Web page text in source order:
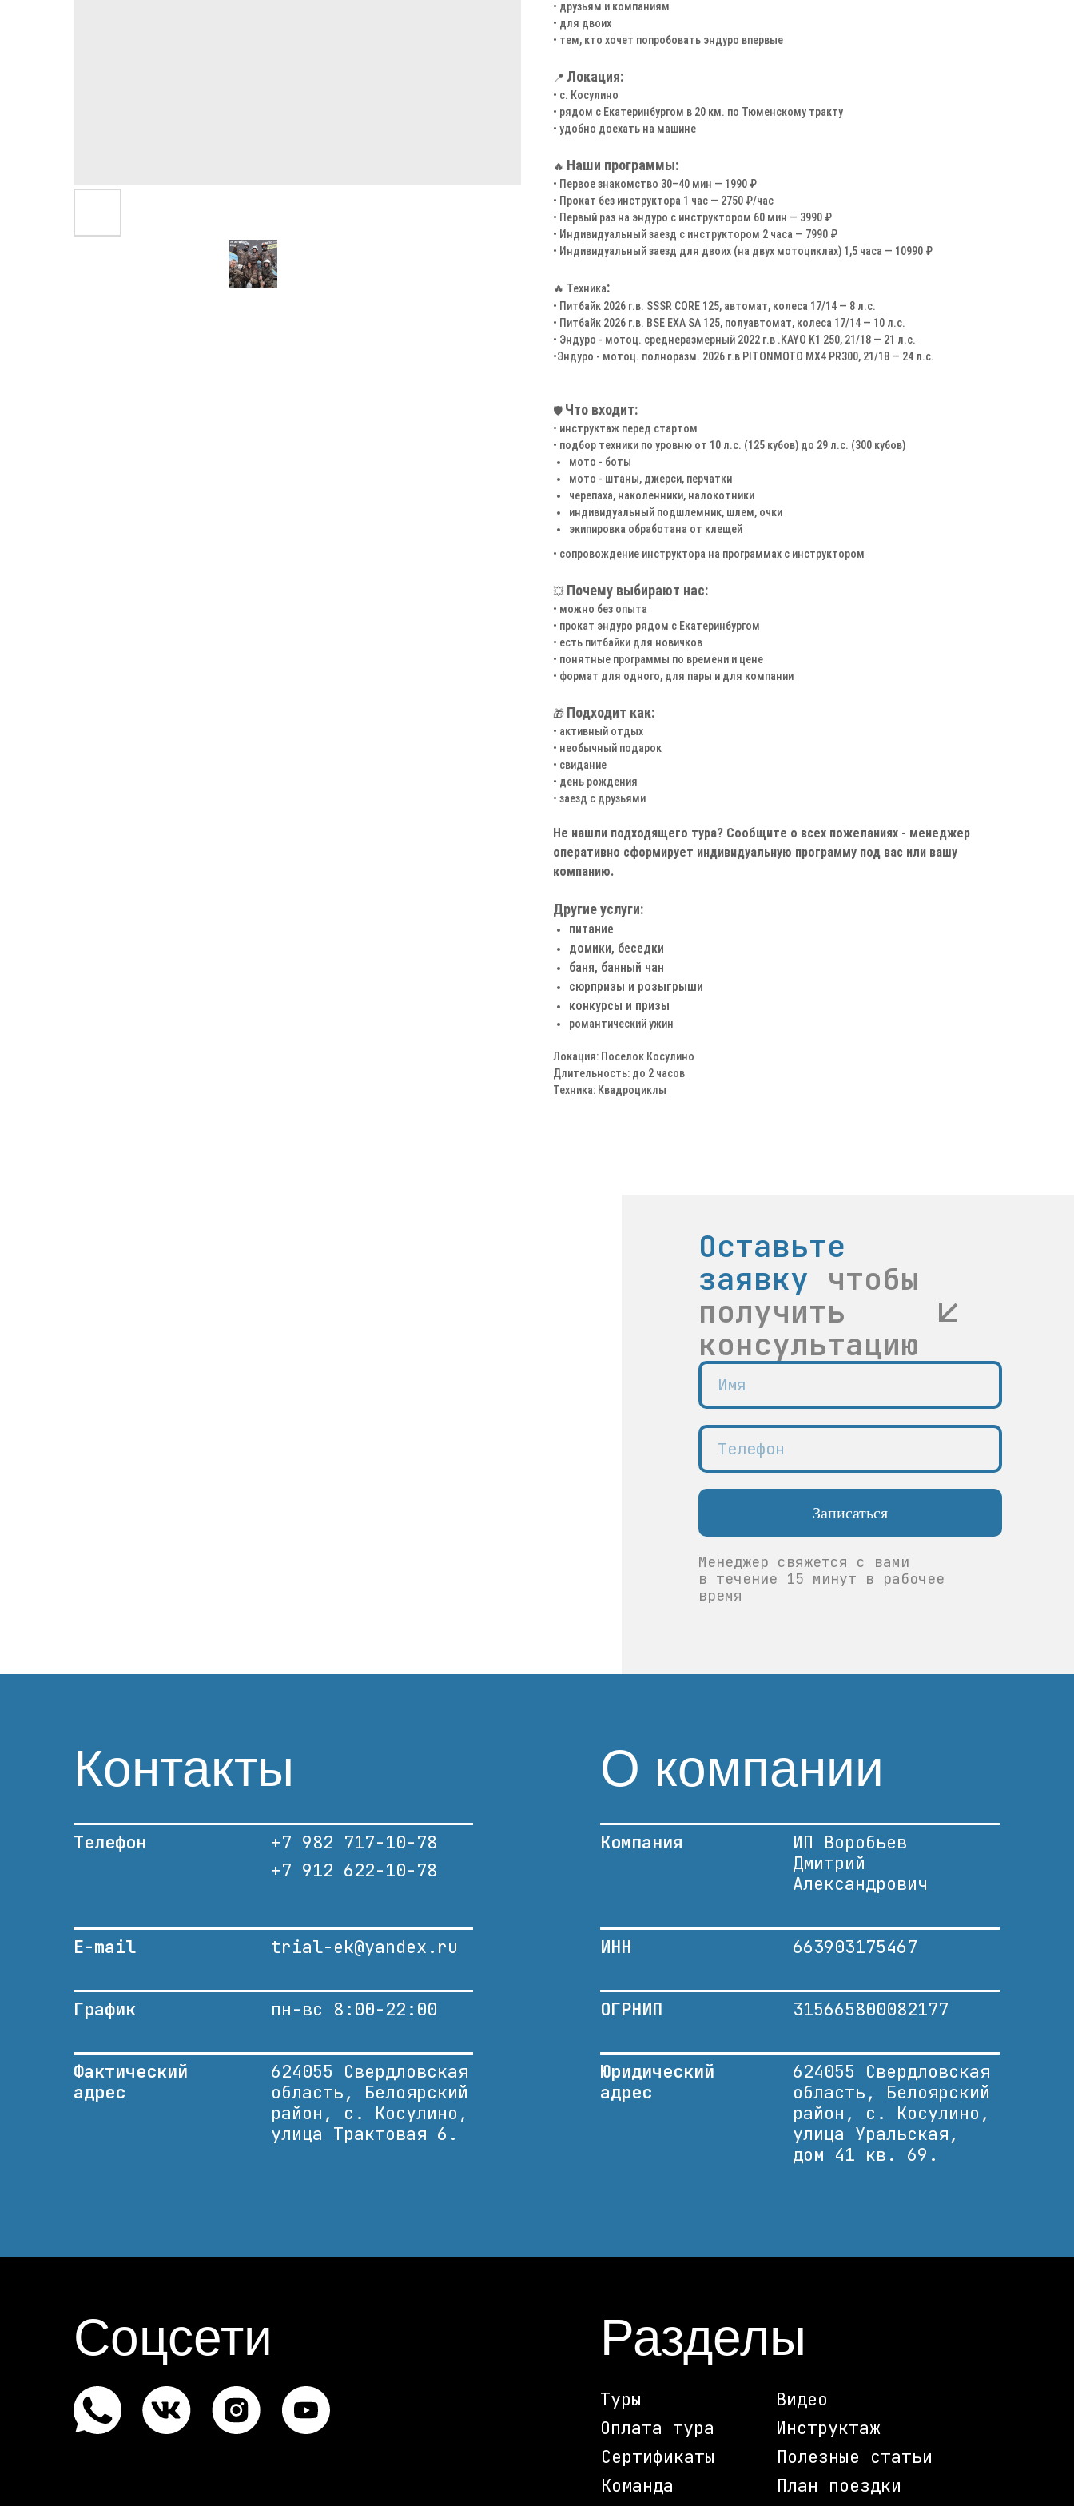
• друзьям и компаниям
• для двоих
• тем, кто хочет попробовать эндуро впервые
📍 Локация:
• с. Косулино
• рядом с Екатеринбургом в 20 км. по Тюменскому тракту
• удобно доехать на машине
🔥 Наши программы:
• Первое знакомство 30–40 мин — 1990 ₽
• Прокат без инструктора 1 час — 2750 ₽/час
• Первый раз на эндуро с инструктором 60 мин — 3990 ₽
• Индивидуальный заезд с инструктором 2 часа — 7990 ₽
• Индивидуальный заезд для двоих (на двух мотоциклах) 1,5 часа — 10990 ₽
🔥 Техника:
• Питбайк 2026 г.в. SSSR CORE 125, автомат, колеса 17/14 — 8 л.с.
• Питбайк 2026 г.в. BSE EXA SA 125, полуавтомат, колеса 17/14 — 10 л.с.
• Эндуро - мотоц. среднеразмерный 2022 г.в .KAYO K1 250, 21/18 — 21 л.с.
•Эндуро - мотоц. полноразм. 2026 г.в PITONMOTO MX4 PR300, 21/18 — 24 л.с.
🛡️ Что входит:
• инструктаж перед стартом
• подбор техники по уровню от 10 л.с. (125 кубов) до 29 л.с. (300 кубов)
мото - боты
мото - штаны, джерси, перчатки
черепаха, наколенники, налокотники
индивидуальный подшлемник, шлем, очки
экипировка обработана от клещей
• сопровождение инструктора на программах с инструктором
💥 Почему выбирают нас:
• можно без опыта
• прокат эндуро рядом с Екатеринбургом
• есть питбайки для новичков
• понятные программы по времени и цене
• формат для одного, для пары и для компании
🎁 Подходит как:
• активный отдых
• необычный подарок
• свидание
• день рождения
• заезд с друзьями
Не нашли подходящего тура? Сообщите о всех пожеланиях - менеджер
оперативно сформирует индивидуальную программу под вас или вашу
компанию.
Другие услуги:
питание
домики, беседки
баня, банный чан
сюрпризы и розыгрыши
конкурсы и призы
романтический ужин
Локация: Поселок Косулино
Длительность: до 2 часов
Техника: Квадроциклы
Записаться
Менеджер свяжется с вами
в течение 15 минут в рабочее
время
Оставьте
заявку чтобы
получить
консультацию
Контакты О компании
Телефон
+7 982 717-10-78
+7 912 622-10-78
E-mail trial-ek@yandex.ru
График пн-вс 8:00-22:00
Фактический
адрес
624055 Свердловская
область, Белоярский
район, с. Косулино,
улица Трактовая 6.
Юридический
адрес
624055 Свердловская
область, Белоярский
район, с. Косулино,
улица Уральская,
дом 41 кв. 69.
ОГРНИП 315665800082177
ИНН
Компания
663903175467
ИП Воробьев
Дмитрий
Александрович
Соцсети Разделы
Туры
Оплата тура
Сертификаты
Команда
Видео
Инструктаж
Полезные статьи
План поездки